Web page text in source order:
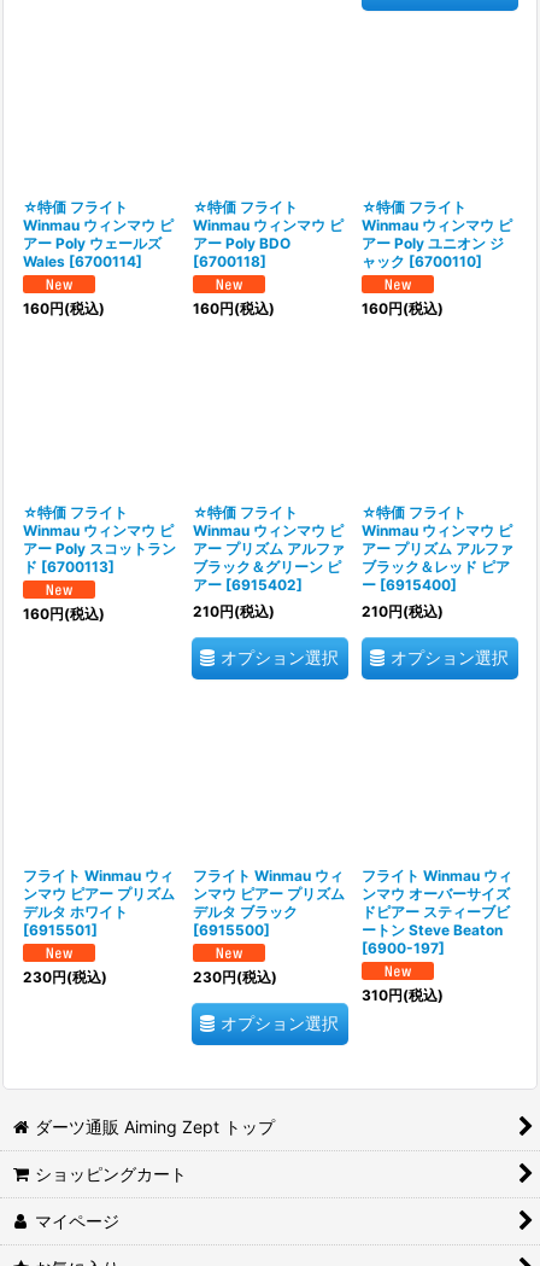
☆特価 フライト
Winmau ウィンマウ ピ
アー Poly ウェールズ
Wales [6700114]
160円(税込)
☆特価 フライト
Winmau ウィンマウ ピ
アー Poly BDO
[6700118]
160円(税込)
☆特価 フライト
Winmau ウィンマウ ピ
アー Poly ユニオン ジ
ャック [6700110]
160円(税込)
☆特価 フライト
Winmau ウィンマウ ピ
アー Poly スコットラン
ド [6700113]
160円(税込)
☆特価 フライト
Winmau ウィンマウ ピ
アー プリズム アルファ
ブラック＆グリーン ピ
アー [6915402]
210円(税込)
オプション選択
☆特価 フライト
Winmau ウィンマウ ピ
アー プリズム アルファ
ブラック＆レッド ピア
ー [6915400]
210円(税込)
オプション選択
フライト Winmau ウィ
ンマウ ピアー プリズム
デルタ ホワイト
[6915501]
230円(税込)
フライト Winmau ウィ
ンマウ ピアー プリズム
デルタ ブラック
[6915500]
230円(税込)
オプション選択
フライト Winmau ウィ
ンマウ オーバーサイズ
ドピアー スティーブビ
ートン Steve Beaton
[6900-197]
310円(税込)
ダーツ通販 Aiming Zept トップ
ショッピングカート
マイページ